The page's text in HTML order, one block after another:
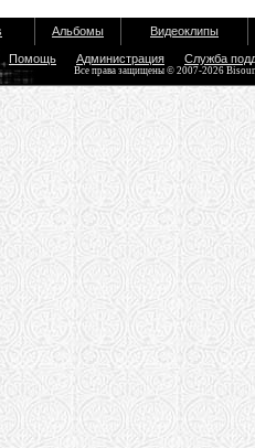
Альбомы Видеоклипы
Помощь Администрация Служба
Все права защищены © 2007-2026